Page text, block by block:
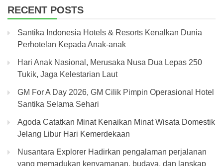
RECENT POSTS
Santika Indonesia Hotels & Resorts Kenalkan Dunia
Perhotelan Kepada Anak-anak
Hari Anak Nasional, Merusaka Nusa Dua Lepas 250
Tukik, Jaga Kelestarian Laut
GM For A Day 2026, GM Cilik Pimpin Operasional Hotel
Santika Selama Sehari
Agoda Catatkan Minat Kenaikan Minat Wisata Domestik
Jelang Libur Hari Kemerdekaan
Nusantara Explorer Hadirkan pengalaman perjalanan
yang memadukan kenyamanan, budaya, dan lanskap